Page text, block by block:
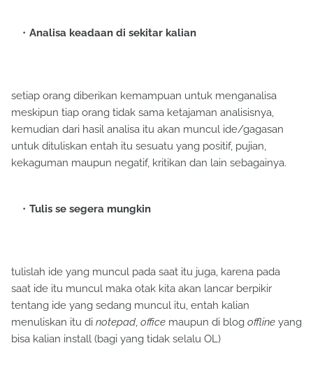
Analisa keadaan di sekitar kalian
setiap orang diberikan kemampuan untuk menganalisa
meskipun tiap orang tidak sama ketajaman analisisnya,
kemudian dari hasil analisa itu akan muncul ide/gagasan
untuk dituliskan entah itu sesuatu yang positif, pujian,
kekaguman maupun negatif, kritikan dan lain sebagainya.
Tulis se segera mungkin
tulislah ide yang muncul pada saat itu juga, karena pada
saat ide itu muncul maka otak kita akan lancar berpikir
tentang ide yang sedang muncul itu, entah kalian
menuliskan itu di notepad, office maupun di blog offline yang
bisa kalian install (bagi yang tidak selalu OL)